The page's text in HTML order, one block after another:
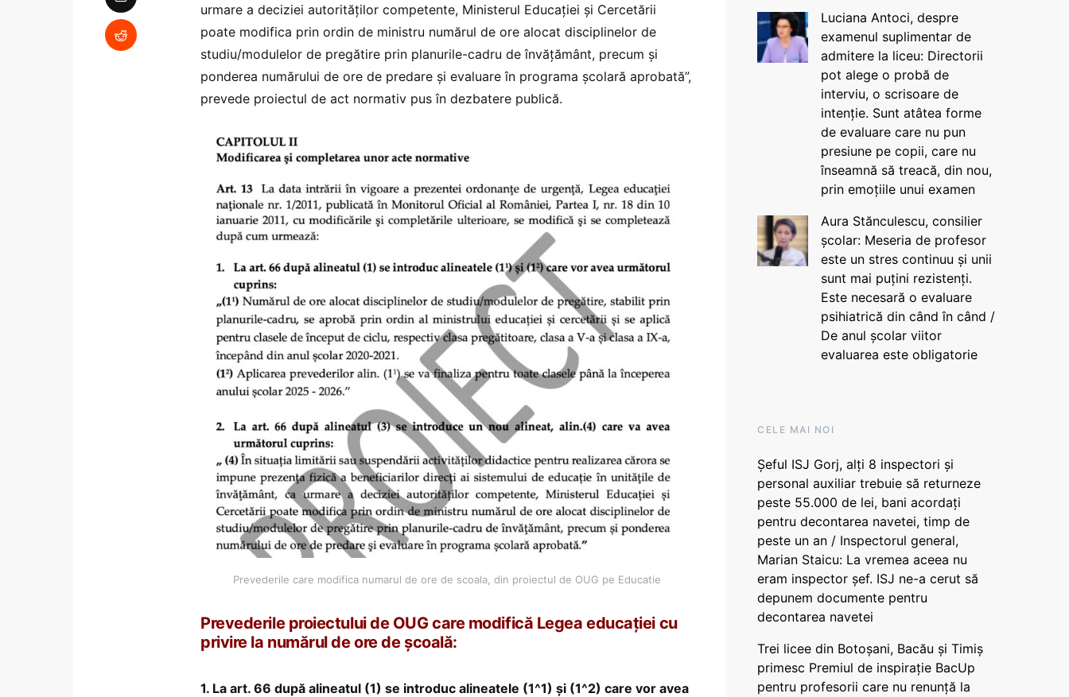
urmare a deciziei autorităților competente, Ministerul Educației și Cercetării
poate modifica prin ordin de ministru numărul de ore alocat disciplinelor de
studiu/modulelor de pregătire prin planurile-cadru de învăţământ, precum și
ponderea numărului de ore de predare şi evaluare în programa școlară aprobată”,
prevede proiectul de act normativ pus în dezbatere publică.
Prevederile care modifica numarul de ore de scoala, din proiectul de OUG pe Educatie
Prevederile proiectului de OUG care modifică Legea educației cu
privire la numărul de ore de școală:
1. La art. 66 după alineatul (1) se introduc alineatele (1^1) și (1^2) care vor avea
Luciana Antoci, despre
examenul suplimentar de
admitere la liceu: Directorii
pot alege o probă de
interviu, o scrisoare de
intenție. Sunt atâtea forme
de evaluare care nu pun
presiune pe copii, care nu
înseamnă să treacă, din nou,
prin emoțiile unui examen
Aura Stănculescu, consilier
școlar: Meseria de profesor
este un stres continuu și unii
sunt mai puțini rezistenți.
Este necesară o evaluare
psihiatrică din când în când /
De anul școlar viitor
evaluarea este obligatorie
CELE MAI NOI
Șeful ISJ Gorj, alți 8 inspectori și
personal auxiliar trebuie să returneze
peste 55.000 de lei, bani acordați
pentru decontarea navetei, timp de
peste un an / Inspectorul general,
Marian Staicu: La vremea aceea nu
eram inspector șef. ISJ ne-a cerut să
depunem documente pentru
decontarea navetei
Trei licee din Botoșani, Bacău și Timiș
primesc Premiul de inspirație BacUp
pentru profesorii care nu renunță la